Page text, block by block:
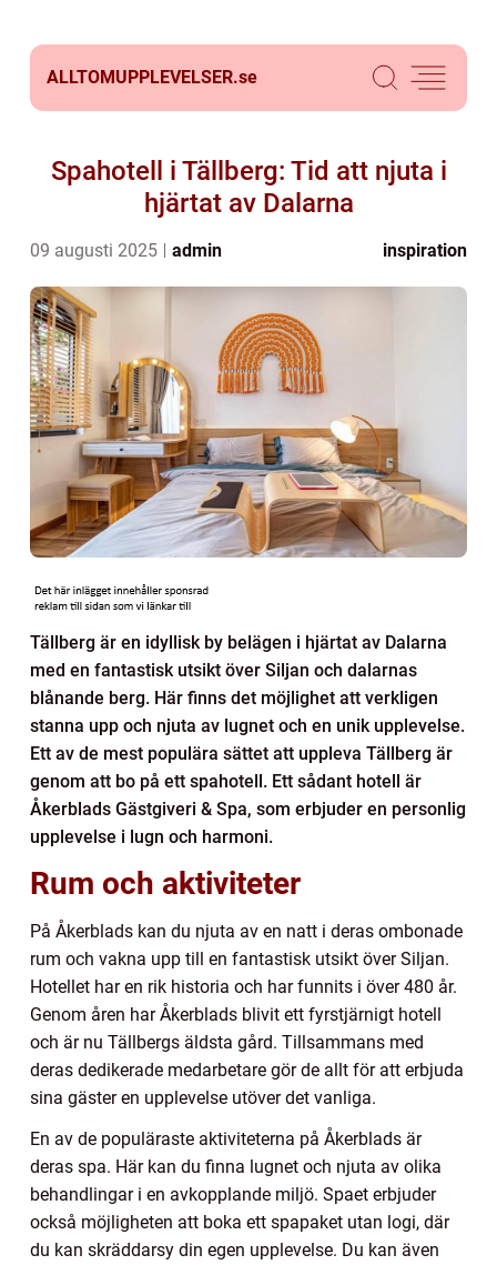
ALLTOMUPPLEVELSER.se
Spahotell i Tällberg: Tid att njuta i
hjärtat av Dalarna
09 augusti 2025 admin inspiration
Tällberg är en idyllisk by belägen i hjärtat av Dalarna
med en fantastisk utsikt över Siljan och dalarnas
blånande berg. Här finns det möjlighet att verkligen
stanna upp och njuta av lugnet och en unik upplevelse.
Ett av de mest populära sättet att uppleva Tällberg är
genom att bo på ett spahotell. Ett sådant hotell är
Åkerblads Gästgiveri & Spa, som erbjuder en personlig
upplevelse i lugn och harmoni.
Rum och aktiviteter
På Åkerblads kan du njuta av en natt i deras ombonade
rum och vakna upp till en fantastisk utsikt över Siljan.
Hotellet har en rik historia och har funnits i över 480 år.
Genom åren har Åkerblads blivit ett fyrstjärnigt hotell
och är nu Tällbergs äldsta gård. Tillsammans med
deras dedikerade medarbetare gör de allt för att erbjuda
sina gäster en upplevelse utöver det vanliga.
En av de populäraste aktiviteterna på Åkerblads är
deras spa. Här kan du finna lugnet och njuta av olika
behandlingar i en avkopplande miljö. Spaet erbjuder
också möjligheten att boka ett spapaket utan logi, där
du kan skräddarsy din egen upplevelse. Du kan även